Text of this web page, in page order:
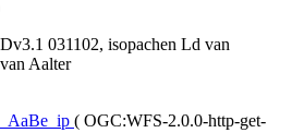
031102, isopachen Ld van
Aalter
( OGC:WFS-2.0.0-http-get-